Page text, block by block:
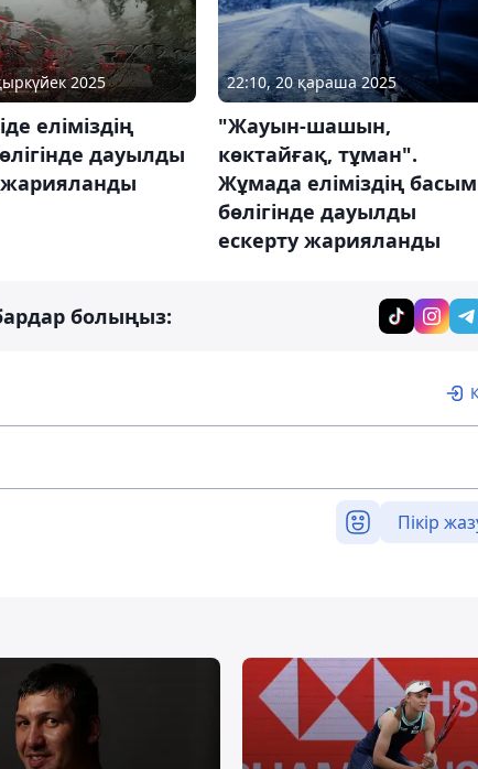
2025
еліміздің
дауылды
жарияланды
22:10, 20 қараша 2025
"Жауын-шашын,
көктайғақ, тұман".
Жұмада еліміздің басым
бөлігінде дауылды
ескерту жарияланды
болыңыз:
Пікір